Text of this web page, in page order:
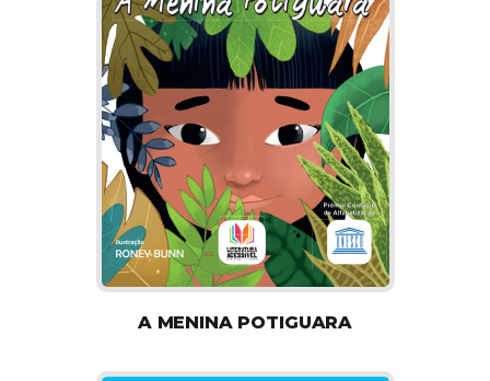
A MENINA POTIGUARA